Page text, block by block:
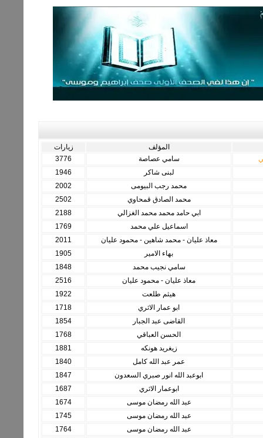
المؤلف
زيارات
سامي عصاصة
3776
لبنى شاكر
1946
محمد رجب البيومى
2002
محمد الصادق قمحاوي
2502
ابي حامد محمد محمد الغزالي
2188
اسماعيل علي محمد
1769
معاذ عليان - محمد شاهين - محمود عليان
2011
بهاء الامير
1905
سامي نجيب محمد
1848
معاذ عليان - محمود عليان
2516
هيثم طلعت
1922
ابو عمار الاثري
1718
القاضى عبد الجبار
1854
الحسن العباقي
1768
زيغريد هونكه
1881
عمر عبد الله كامل
1840
ابوعبد الله انور صبري السعدون
1847
ابوعمار الاثري
1687
عبد الله رمضان موسى
1674
عبد الله رمضان موسى
1745
عبد الله رمضان موسى
1764